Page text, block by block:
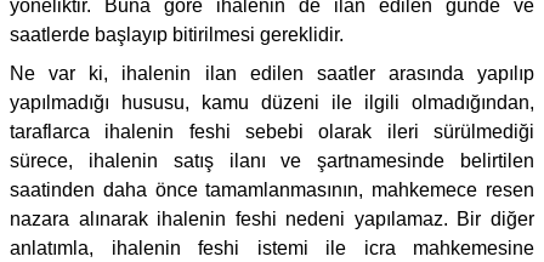
yöneliktir. Buna göre ihalenin de ilan edilen günde ve
saatlerde başlayıp bitirilmesi gereklidir.
Ne var ki, ihalenin ilan edilen saatler arasında yapılıp
yapılmadığı hususu, kamu düzeni ile ilgili olmadığından,
taraflarca ihalenin feshi sebebi olarak ileri sürülmediği
sürece, ihalenin satış ilanı ve şartnamesinde belirtilen
saatinden daha önce tamamlanmasının, mahkemece resen
nazara alınarak ihalenin feshi nedeni yapılamaz. Bir diğer
anlatımla, ihalenin feshi istemi ile icra mahkemesine